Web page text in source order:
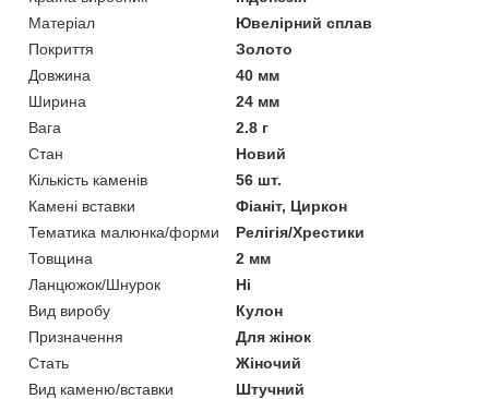
Матеріал
Ювелірний сплав
Покриття
Золото
Довжина
40 мм
Ширина
24 мм
Вага
2.8 г
Стан
Новий
Кількість каменів
56 шт.
Камені вставки
Фіаніт, Циркон
Тематика малюнка/форми
Релігія/Хрестики
Товщина
2 мм
Ланцюжок/Шнурок
Ні
Вид виробу
Кулон
Призначення
Для жінок
Стать
Жіночий
Вид каменю/вставки
Штучний